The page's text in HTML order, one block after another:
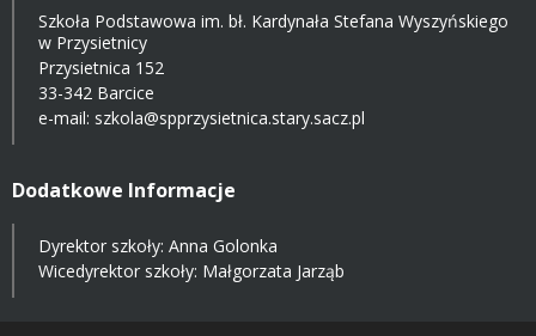
Szkoła Podstawowa im. bł. Kardynała Stefana Wyszyńskiego
w Przysietnicy
Przysietnica 152
33-342 Barcice
e-mail: szkola@spprzysietnica.stary.sacz.pl
Dodatkowe Informacje
Dyrektor szkoły: Anna Golonka
Wicedyrektor szkoły: Małgorzata Jarząb